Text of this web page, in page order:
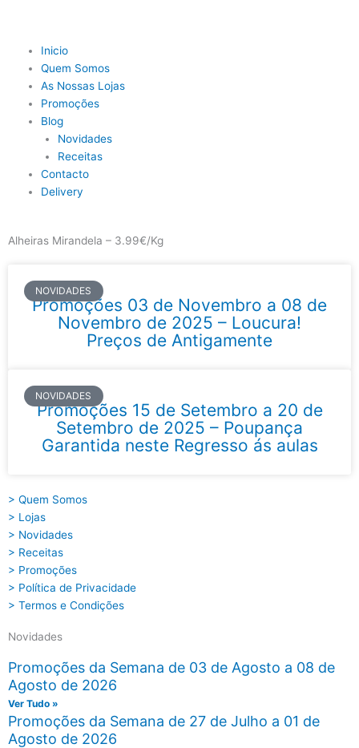
Main
Menu
Inicio
Quem Somos
As Nossas Lojas
Promoções
Blog
Novidades
Receitas
Contacto
Delivery
Alheiras Mirandela – 3.99€/Kg
NOVIDADES
Promoções 03 de Novembro a 08 de
Novembro de 2025 – Loucura!
Preços de Antigamente
NOVIDADES
Promoções 15 de Setembro a 20 de
Setembro de 2025 – Poupança
Garantida neste Regresso ás aulas
> Quem Somos
> Lojas
> Novidades
> Receitas
> Promoções
> Política de Privacidade
> Termos e Condições
Novidades
Promoções da Semana de 03 de Agosto a 08 de
Agosto de 2026
Ver Tudo »
Promoções da Semana de 27 de Julho a 01 de
Agosto de 2026